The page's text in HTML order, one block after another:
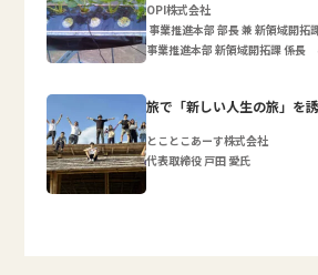
OPI株式会社
事業推進本部 部長 兼 新領域開
事業推進本部 新領域開拓課 係長
旅で「新しい人生の旅」を
とことこあーす株式会社
代表取締役 戸田 愛氏